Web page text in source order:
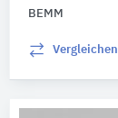
BEMM
Vergleichen